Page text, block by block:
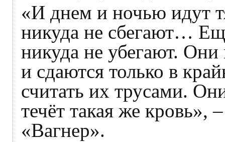
«И днем и ночью идут
никуда не сбегают…
никуда не убегают.
и сдаются только в
считать их трусами.
течёт такая же кровь»,
«Вагнер».